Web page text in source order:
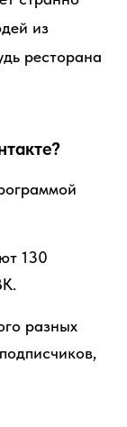
из
ресторана
130
разных